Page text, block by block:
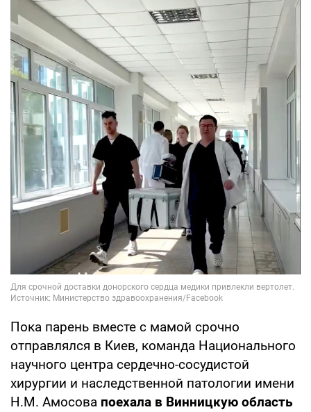
Пока парень вместе с мамой срочно
отправлялся в Киев, команда Национального
научного центра сердечно-сосудистой
хирургии и наследственной патологии имени
Н.М. Амосова поехала в Винницкую область